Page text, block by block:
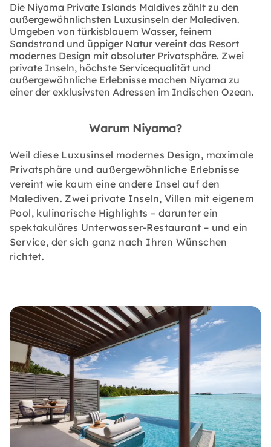
Die Niyama Private Islands Maldives zählt zu den
außergewöhnlichsten Luxusinseln der Malediven.
Umgeben von türkisblauem Wasser, feinem
Sandstrand und üppiger Natur vereint das Resort
modernes Design mit absoluter Privatsphäre. Zwei
private Inseln, höchste Servicequalität und
außergewöhnliche Erlebnisse machen Niyama zu
einer der exklusivsten Adressen im Indischen Ozean.
Warum Niyama?
Weil diese Luxusinsel modernes Design, maximale
Privatsphäre und außergewöhnliche Erlebnisse
vereint wie kaum eine andere Insel auf den
Malediven. Zwei private Inseln, Villen mit eigenem
Pool, kulinarische Highlights – darunter ein
spektakuläres Unterwasser-Restaurant – und ein
Service, der sich ganz nach Ihren Wünschen
richtet.